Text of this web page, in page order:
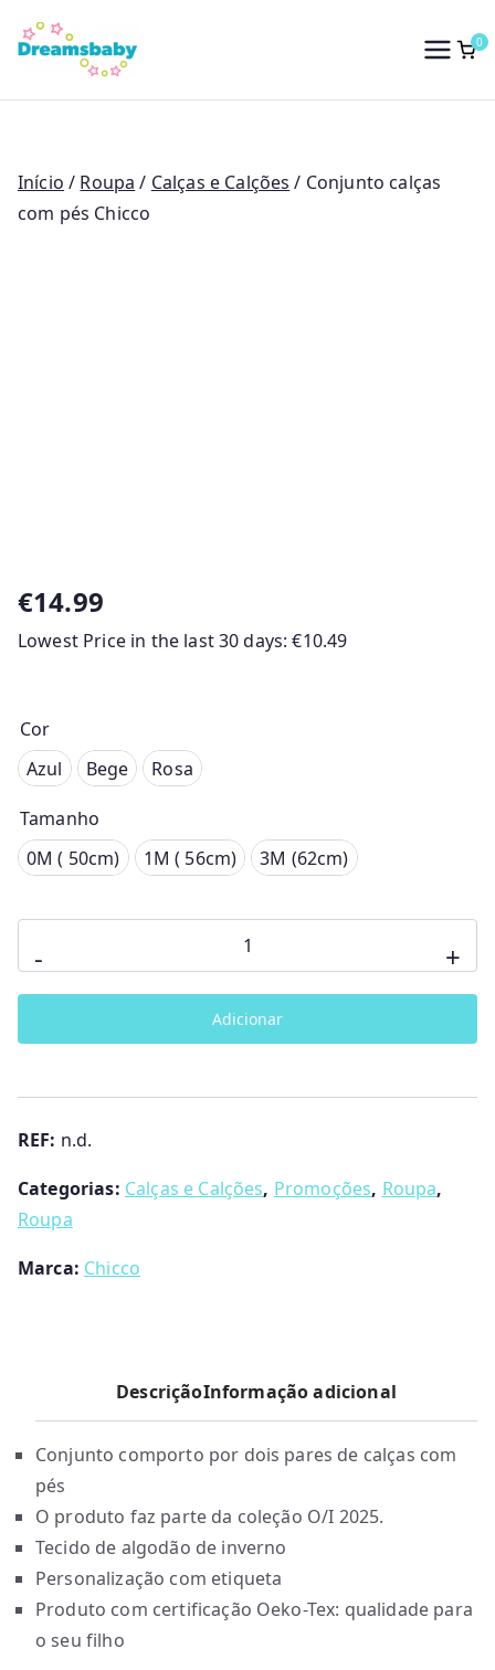
para
conteúdo
Dreams Baby
0
Início / Roupa / Calças e Calções / Conjunto calças
com pés Chicco
€14.99
Lowest Price in the last 30 days:€10.49
Cor
Azul
Bege
Rosa
Azul Bege Rosa
Tamanho
( 50cm)
0M ( 50cm) 1M ( 56cm) 3M (62cm)
-
de
Conjunto
+
Adicionar
REF: n.d.
Categorias: Calças e Calções, Promoções, Roupa,
Roupa
Marca: Chicco
DescriçãoInformação adicional
Conjunto comporto por dois pares de calças com
pés
O produto faz parte da coleção O/I 2025.
Tecido de algodão de inverno
Personalização com etiqueta
Produto com certificação Oeko-Tex: qualidade para
o seu filho